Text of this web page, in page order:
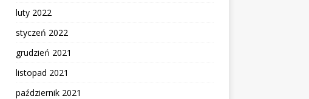
luty 2022
styczeń 2022
grudzień 2021
listopad 2021
październik 2021